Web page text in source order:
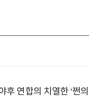
연합의 치열한 ‘쩐의